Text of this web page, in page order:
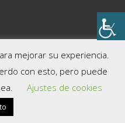
mejorar su experiencia.
con esto, pero puede
Ajustes de cookies